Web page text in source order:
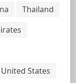
Thailand
United States